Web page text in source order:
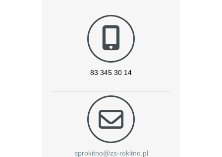
83 345 30 14
sprokitno@zs-rokitno.pl